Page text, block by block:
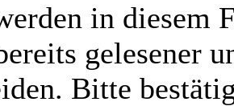
in diesem
gelesener
Bitte